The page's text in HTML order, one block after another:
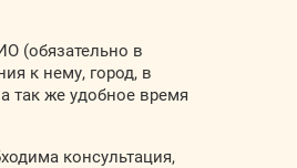
(обязательно в
к нему, город, в
так же удобное время
консультация,